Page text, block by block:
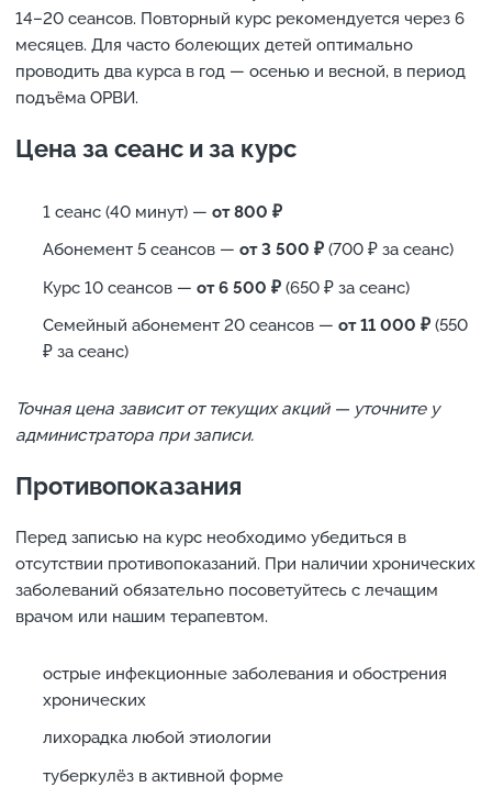
14–20 сеансов. Повторный курс рекомендуется через 6
месяцев. Для часто болеющих детей оптимально
проводить два курса в год — осенью и весной, в период
подъёма ОРВИ.
Цена за сеанс и за курс
1 сеанс (40 минут) — от 800 ₽
Абонемент 5 сеансов — от 3 500 ₽(700 ₽ за сеанс)
Курс 10 сеансов — от 6 500 ₽(650 ₽ за сеанс)
Семейный абонемент 20 сеансов — от 11 000 ₽(550
₽ за сеанс)
Точная цена зависит от текущих акций — уточните у
администратора при записи.
Противопоказания
Перед записью на курс необходимо убедиться в
отсутствии противопоказаний. При наличии хронических
заболеваний обязательно посоветуйтесь с лечащим
врачом или нашим терапевтом.
острые инфекционные заболевания и обострения
хронических
лихорадка любой этиологии
туберкулёз в активной форме